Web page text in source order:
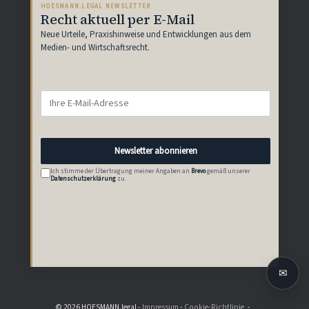
HOESMANN.LEGAL NEWSLETTER
Recht aktuell per E-Mail
Neue Urteile, Praxishinweise und Entwicklungen aus dem
Medien- und Wirtschaftsrecht.
Newsletter abonnieren
Ich stimme der Übertragung meiner Angaben an Brevogemäß unserer
Datenschutzerklärung zu.
✉